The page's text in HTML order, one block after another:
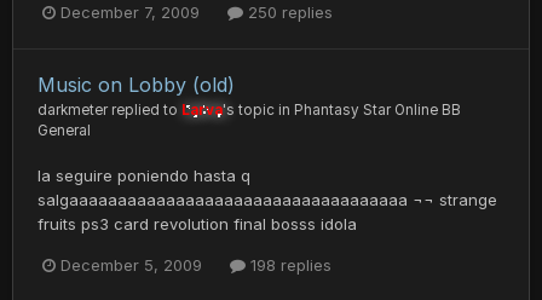
December 7, 2009 250 replies
Music on Lobby (old)
darkmeter replied to Larva's topic in Phantasy Star Online BB
General
la seguire poniendo hasta q
salgaaaaaaaaaaaaaaaaaaaaaaaaaaaaaaaaaaa ¬¬ strange
fruits ps3 card revolution final bosss idola
December 5, 2009 198 replies